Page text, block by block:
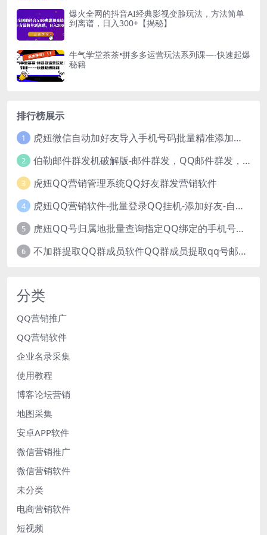
爆火全网的抖音AI经典影视变脸玩法，方法简单
到离谱，日入300+【揭秘】
牛气学堂茶茶•拼多多运营玩法系列课—-快速起爆
秘籍
排行榜展示
1 虎妞微信自动加好友导入手机号码批量精准添加客户售营销软件微商工具
2 伯勒邮件群发机破解版-邮件群发，QQ邮件群发，邮件群发软件，伯乐邮件群发工具，邮件群发器
3 虎妞QQ营销管理系统QQ好友群发营销软件
4 虎妞QQ营销软件-批量登录QQ挂机-添加好友-自动加群-群发消息-临时会话
5 虎妞QQ号归属地批量查询指定QQ绑定的手机号软件
6 不加群提取QQ群成员软件QQ群成员提取qq号邮箱软件
分类
QQ营销推广
QQ营销软件
企业名录采集
使用教程
博客论坛营销
地图采集
安卓APP软件
微信营销推广
微信营销软件
未分类
电商营销软件
短视频